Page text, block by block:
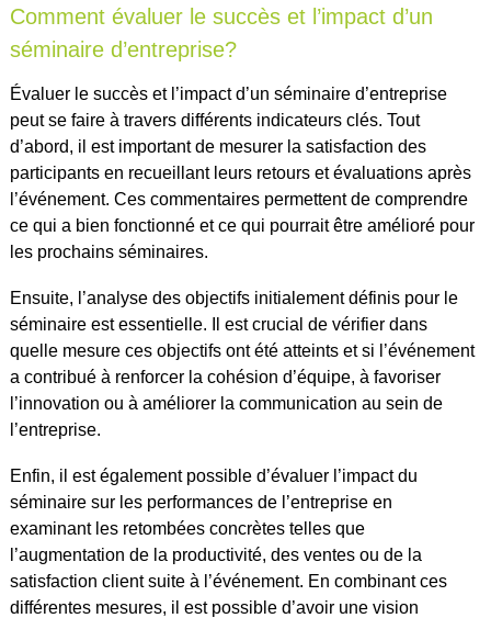
Comment évaluer le succès et l’impact d’un
séminaire d’entreprise?
Évaluer le succès et l’impact d’un séminaire d’entreprise
peut se faire à travers différents indicateurs clés. Tout
d’abord, il est important de mesurer la satisfaction des
participants en recueillant leurs retours et évaluations après
l’événement. Ces commentaires permettent de comprendre
ce qui a bien fonctionné et ce qui pourrait être amélioré pour
les prochains séminaires.
Ensuite, l’analyse des objectifs initialement définis pour le
séminaire est essentielle. Il est crucial de vérifier dans
quelle mesure ces objectifs ont été atteints et si l’événement
a contribué à renforcer la cohésion d’équipe, à favoriser
l’innovation ou à améliorer la communication au sein de
l’entreprise.
Enfin, il est également possible d’évaluer l’impact du
séminaire sur les performances de l’entreprise en
examinant les retombées concrètes telles que
l’augmentation de la productivité, des ventes ou de la
satisfaction client suite à l’événement. En combinant ces
différentes mesures, il est possible d’avoir une vision